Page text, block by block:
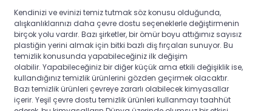
Kendinizi ve evinizi temiz tutmak söz konusu olduğunda,
alışkanlıklarınızı daha çevre dostu seçeneklerle değiştirmenin
birçok yolu vardır. Bazı şirketler, bir ömür boyu attığımız sayısız
plastiğin yerini almak için bitki bazlı diş fırçaları sunuyor. Bu
temizlik konusunda yapabileceğiniz ilk değişim
olabilir. Yapabileceğiniz bir diğer küçük ama etkili değişiklik ise,
kullandığınız temizlik ürünlerini gözden geçirmek olacaktır.
Bazı temizlik ürünleri çevreye zararlı olabilecek kimyasallar
içerir. Yeşil çevre dostu temizlik ürünleri kullanmayı taahhüt